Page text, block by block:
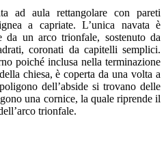
ad aula rettangolare con pareti
a capriate. L’unica navata è
da un arco trionfale, sostenuto da
coronati da capitelli semplici.
poiché inclusa nella terminazione
chiesa, è coperta da una volta a
dell’abside si trovano delle
una cornice, la quale riprende il
trionfale.